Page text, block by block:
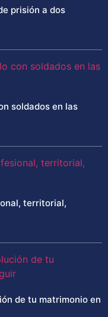
prisión a dos
soldados en las
territorial,
de tu matrimonio en